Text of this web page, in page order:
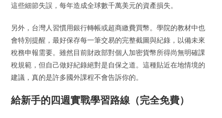
這些細節失誤，每年造成全球數千萬美元的資產損失。
另外，台灣人習慣用銀行轉帳或超商繳費買幣。學院的教材中也
會特別提醒，最好保存每一筆交易的完整截圖與紀錄，以備未來
稅務申報需要。雖然目前財政部對個人加密貨幣所得尚無明確課
稅規範，但自己做好紀錄絕對是自保之道。這種貼近在地情境的
建議，真的是許多國外課程不會告訴你的。
給新手的四週實戰學習路線（完全免費）